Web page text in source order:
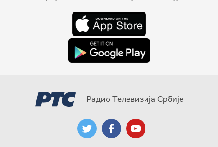
Радио Телевизија Србије